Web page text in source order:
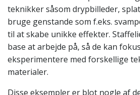
teknikker såsom drypbilleder,
bruge genstande som f.eks.
til at skabe unikke effekter.
base at arbejde på, så de kan
eksperimentere med forskellige
materialer.
Disse eksempler er blot nogle af